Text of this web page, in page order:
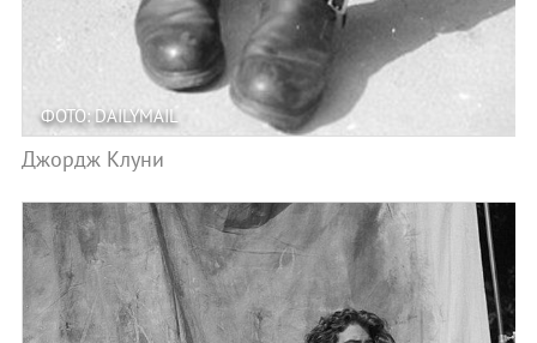
ФОТО: DAILYMAIL
Джордж Клуни